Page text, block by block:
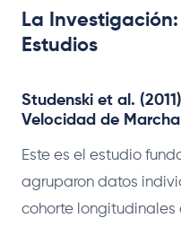
La
Estudios
Studenski et al.
Velocidad de Marcha
Este es el estudio
agruparon datos
cohorte longitudinales